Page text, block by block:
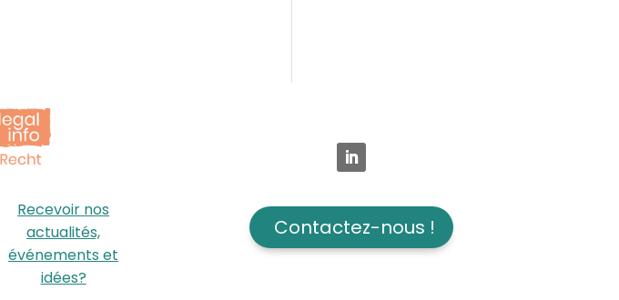
Recevoir nos
actualités,
événements et
idées?
Contactez-nous !